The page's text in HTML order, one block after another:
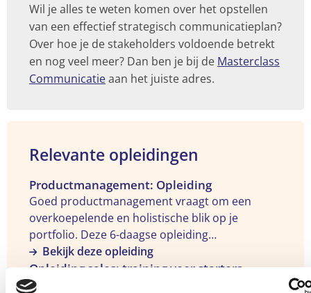
Wil je alles te weten komen over het opstellen
van een effectief strategisch communicatieplan?
Over hoe je de stakeholders voldoende betrekt
en nog veel meer? Dan ben je bij de Masterclass
Communicatieaan het juiste adres.
Relevante opleidingen
Productmanagement: Opleiding
Goed productmanagement vraagt om een
overkoepelende en holistische blik op je
portfolio. Deze 6-daagse opleiding
'Productmanagement' toont je het allround
pakket van wat goed productmanagement
inhoudt en welke 'capabilities' een succesvolle
Bekijk deze opleiding
Bekijk
de
opleiding
"Productmanagement:
Opleiding"
Opleiding sales: training voor starters
Een goede eerste indruk als commercieel
Bekijk
de